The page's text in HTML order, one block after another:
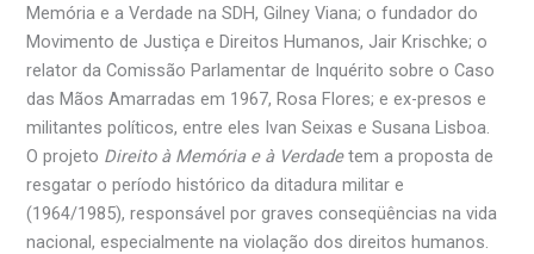
Memória e a Verdade na SDH, Gilney Viana; o fundador do
Movimento de Justiça e Direitos Humanos, Jair Krischke; o
relator da Comissão Parlamentar de Inquérito sobre o Caso
das Mãos Amarradas em 1967, Rosa Flores; e ex-presos e
militantes políticos, entre eles Ivan Seixas e Susana Lisboa.
O projeto Direito à Memória e à Verdadetem a proposta de
resgatar o período histórico da ditadura militar e
(1964/1985), responsável por graves conseqüências na vida
nacional, especialmente na violação dos direitos humanos.